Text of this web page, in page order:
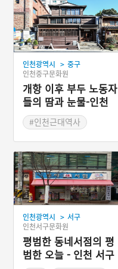
인천광역시 > 중구
인천중구문화원
개항 이후 부두 노동자
들의 땀과 눈물-인천
구 대화조 사무소
#인천근대역사
인천광역시 > 서구
인천서구문화원
평범한 동네서점의 평
범한 오늘 - 인천 서구